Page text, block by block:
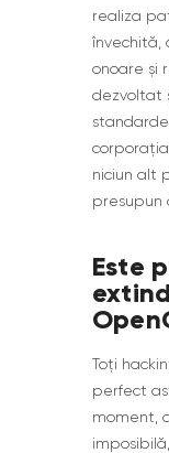
realiza
învechită,
onoare și
dezvoltat
niciun alt
presupun
Este
Toți
perfect
moment,